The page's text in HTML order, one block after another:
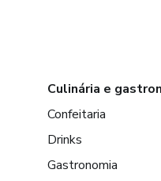
Culinária e
Confeitaria
Drinks
Gastronomia